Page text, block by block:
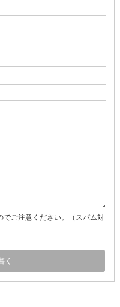
でご注意ください。（スパム対